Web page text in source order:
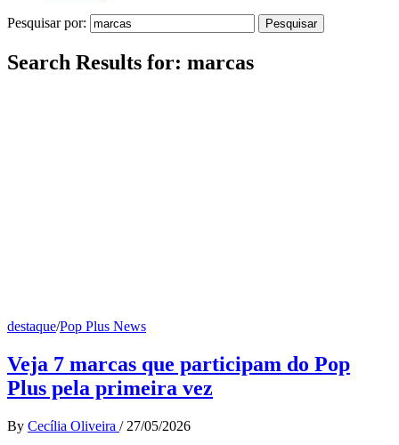
Pesquisar por:
Search Results for: marcas
destaque/Pop Plus News
Veja 7 marcas que participam do Pop
Plus pela primeira vez
By Cecília Oliveira / 27/05/2026